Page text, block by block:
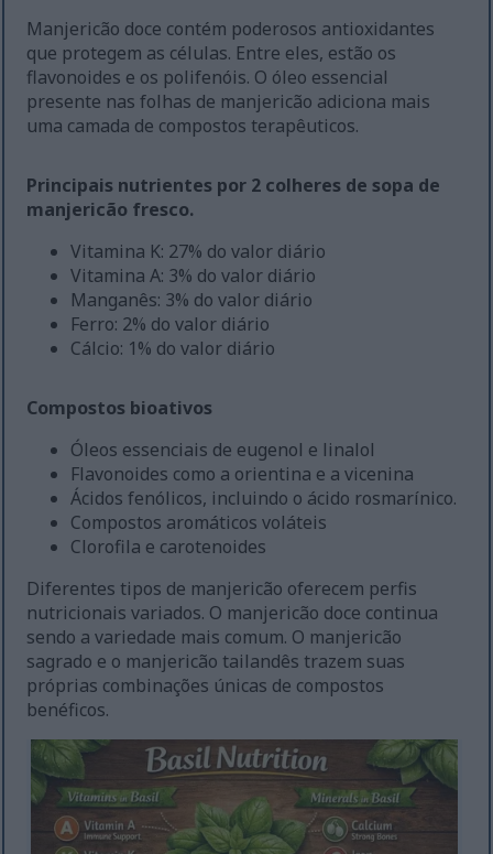
Manjericão doce contém poderosos antioxidantes
que protegem as células. Entre eles, estão os
flavonoides e os polifenóis. O óleo essencial
presente nas folhas de manjericão adiciona mais
uma camada de compostos terapêuticos.
Principais nutrientes por 2 colheres de sopa de
manjericão fresco.
Vitamina K: 27% do valor diário
Vitamina A: 3% do valor diário
Manganês: 3% do valor diário
Ferro: 2% do valor diário
Cálcio: 1% do valor diário
Compostos bioativos
Óleos essenciais de eugenol e linalol
Flavonoides como a orientina e a vicenina
Ácidos fenólicos, incluindo o ácido rosmarínico.
Compostos aromáticos voláteis
Clorofila e carotenoides
Diferentes tipos de manjericão oferecem perfis
nutricionais variados. O manjericão doce continua
sendo a variedade mais comum. O manjericão
sagrado e o manjericão tailandês trazem suas
próprias combinações únicas de compostos
benéficos.